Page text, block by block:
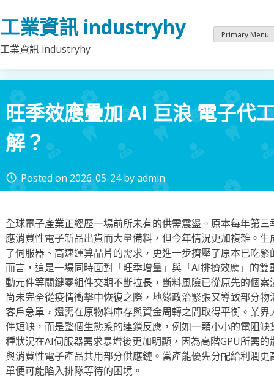
to
content
工業資訊 industryhy
工業資訊 industryhy
Primary Menu
旺季效應疊加 AI 巨浪 電子代
解？
access_time Posted on 2026-05-24byadmin
全球電子產業正經歷一場前所未有的供需震盪。原本每年第
應消費性電子新品出貨而大量備料，但今年情況更加複雜。
了伺服器、高速運算晶片的需求，更進一步擠壓了原本已吃
而言，這是一場同時面對「旺季增量」與「AI排擠效應」的
動元件等關鍵零組件交期不斷拉長，斷料風險已從原先的個
尚未完全從疫情衝擊中恢復之際，地緣政治緊張又導致部分
客戶急單，還需在原物料庫存與資金周轉之間取得平衡。業
件短缺，而是整個生態系的連鎖反應，例如一顆小小的電阻
種狀況在AI伺服器需求暴增後更加明顯，因為高階GPU所需
與消費性電子產品共用部分供應鏈。當產能優先分配給利潤
單便可能陷入排隊等待的困境。